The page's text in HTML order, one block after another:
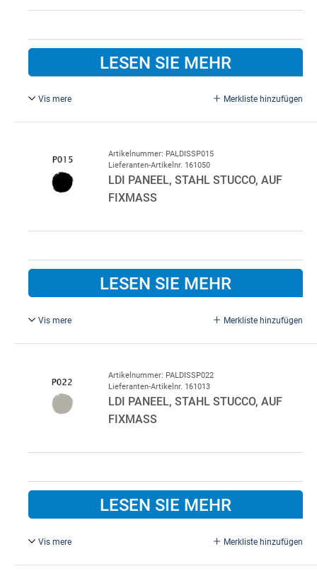
LESEN SIE MEHR
Vis mere Merkliste hinzufügen
Weiß P010/P010.
Bitte im Bemerkungsfeld beim Kauf angeben, wenn eine
andere Innenfarbe gewünscht wird.
Artikelnummer: PALDISSP015
Lieferanten-Artikelnr. 161050
LDI PANEEL, STAHL STUCCO, AUF
FIXMASS
LESEN SIE MEHR
Vis mere Merkliste hinzufügen
Schwarz P015/P010.
Bitte im Bemerkungsfeld beim Kauf angeben, wenn eine
andere Innenfarbe gewünscht wird.
Artikelnummer: PALDISSP022
Lieferanten-Artikelnr. 161013
LDI PANEEL, STAHL STUCCO, AUF
FIXMASS
LESEN SIE MEHR
Vis mere Merkliste hinzufügen